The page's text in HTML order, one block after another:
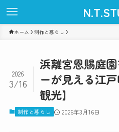
ホーム 制作と暮らし
浜離宮恩賜庭
ーが見える江
観光】
2026
3/16
制作と暮らし 2026年3月16日